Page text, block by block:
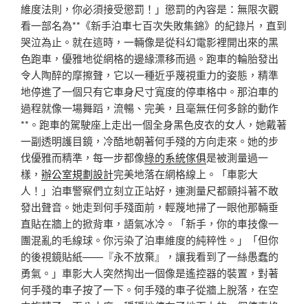
維度法則，你必須接受懲罰！」懲罰的內容是：無限次觀
看一部名為**《新手泊車七百次失敗集錦》的紀錄片，直到
哭泣為止。就在這時，一輛像是從科幻電影裡開出來的黑
色跑車，優雅地從網格的邊緣漂移而過。跑車的輪胎發出
令人陶醉的摩擦聲，它以一種近乎蔑視重力的姿態，精準
地停進了一個只有它車身尺寸寬度的停車格中。那泊車的
過程就像一場舞蹈，流暢、完美，且毫無任何多餘的動作
**。跑車的駕駛座上走出一個全身黑色皮衣的女人，她戴著
一副透明護目鏡，冷酷地朝著何手殘的方向走來。她的步
伐優雅而精準，每一步都像綠的系統傢俱是被測量過一
樣， 辦公室規劃設計完美地落在網格線上。「車影大
人！」泊車警察們立刻立正站好，連測量尺都顫抖著不敢
發出聲音。她走到何手殘面前，輕蔑地掃了一眼他那輛垂
直貼在牆上的掀背車，語氣冰冷。「新手，你的車技像一
團混亂的毛線球。你污染了泊車維度的純粹性。」「但你
的後視鏡貼紙——『永不放棄』，讓我看到了一絲愚蠢的
勇氣。」車影大人突然掏出一個像是遙控器的裝置，對著
何手殘的車子按了一下。何手殘的車子從牆上脫落，在空